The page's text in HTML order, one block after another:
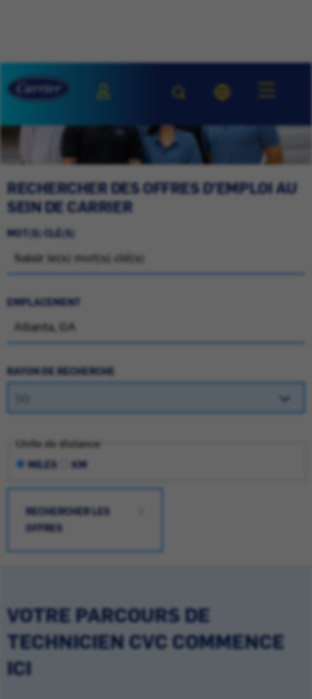
RECHERCHER DES OFFRES D'EMPLOI AU
SEIN DE CARRIER
MOT(S) CLÉ(S)
EMPLACEMENT
RAYON DE RECHERCHE
Unite de distance
MILES KM
RECHERCHER LES
OFFRES
VOTRE PARCOURS DE
TECHNICIEN CVC COMMENCE
ICI